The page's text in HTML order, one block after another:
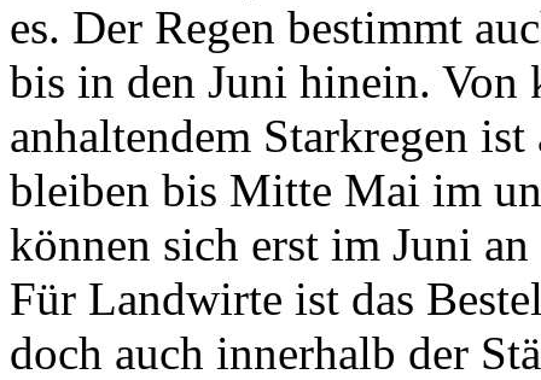
es. Der Regen bestimmt
bis in den Juni hinein. Von
anhaltendem Starkregen
bleiben bis Mitte Mai im
können sich erst im Juni
Für Landwirte ist das
doch auch innerhalb der